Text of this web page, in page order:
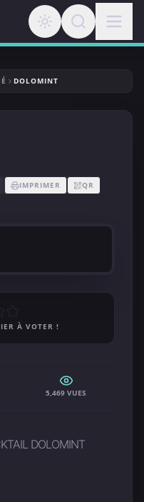
DOLOMINT
IMPRIMER QR
À VOTER !
5,469 VUES
DOLOMINT